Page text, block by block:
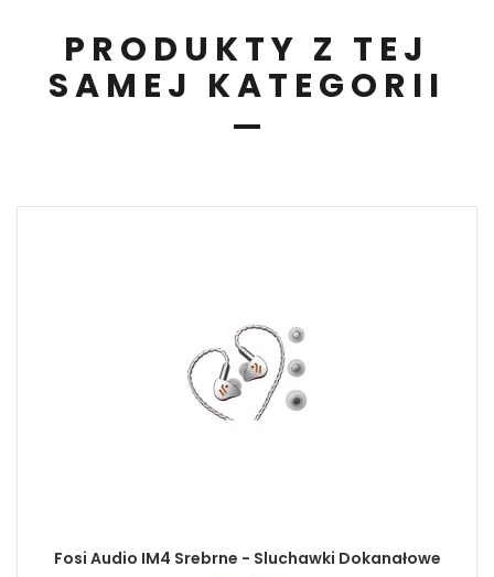
PRODUKTY Z TEJ
SAMEJ KATEGORII
Fosi Audio IM4 Srebrne - Sluchawki Dokanałowe